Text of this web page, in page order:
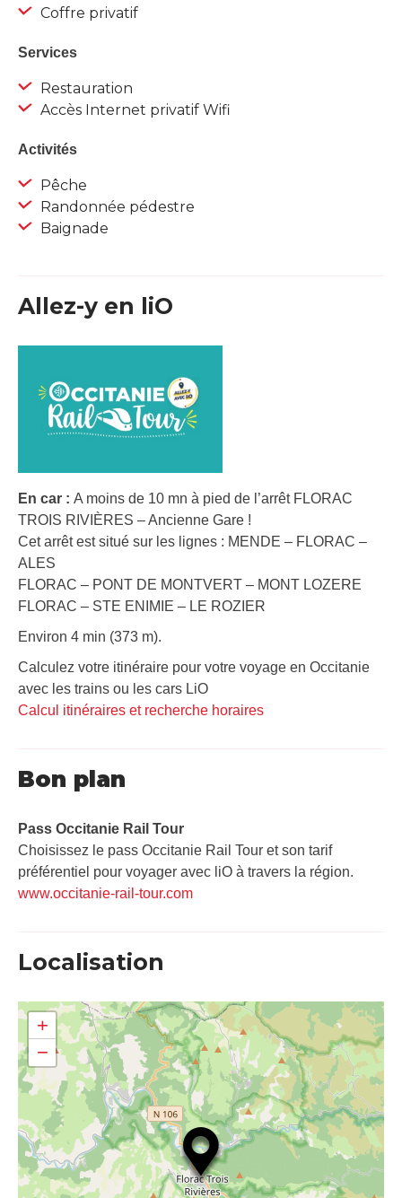
Coffre privatif
Services
Restauration
Accès Internet privatif Wifi
Activités
Pêche
Randonnée pédestre
Baignade
Allez-y en liO
En car : A moins de 10 mn à pied de l’arrêt FLORAC
TROIS RIVIÈRES – Ancienne Gare !
Cet arrêt est situé sur les lignes : MENDE – FLORAC –
ALES
FLORAC – PONT DE MONTVERT – MONT LOZERE
FLORAC – STE ENIMIE – LE ROZIER
Environ 4 min (373 m).
Calculez votre itinéraire pour votre voyage en Occitanie
avec les trains ou les cars LiO
Calcul itinéraires et recherche horaires
Bon plan
Pass Occitanie Rail Tour​
Choisissez le pass Occitanie Rail Tour et son tarif
préférentiel pour voyager avec liO à travers la région.
www.occitanie-rail-tour.com
Localisation
+
−